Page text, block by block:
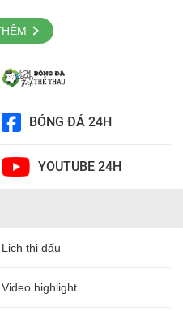
BÓNG ĐÁ 24H
YOUTUBE 24H
Lịch thi đấu
Video highlight